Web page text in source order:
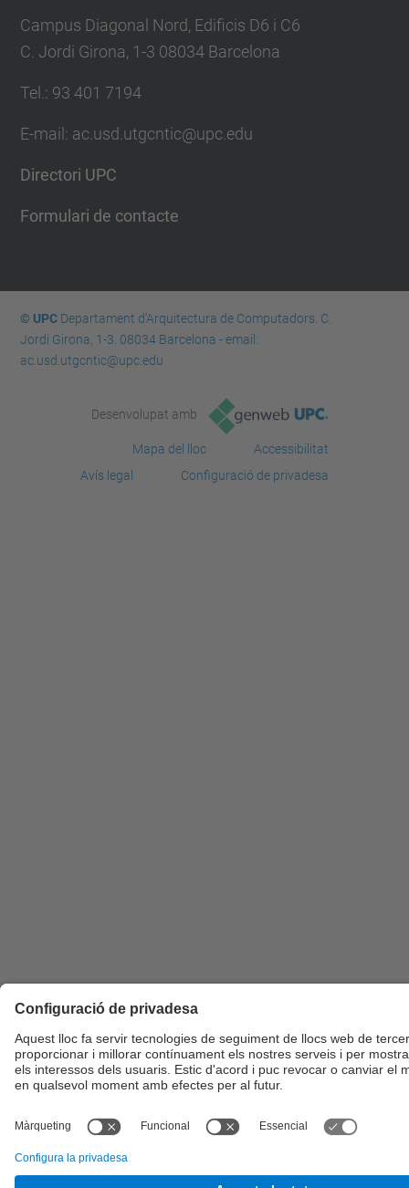
Campus Diagonal Nord, Edificis D6 i C6
C. Jordi Girona, 1-3 08034 Barcelona
Tel.: 93 401 7194
E-mail: ac.usd.utgcntic@upc.edu
Directori UPC
Formulari de contacte
© UPCDepartament d'Arquitectura de Computadors. C.
Jordi Girona, 1-3. 08034 Barcelona - email:
ac.usd.utgcntic@upc.edu
Desenvolupat amb
Mapa del lloc
Accessibilitat
Avís legal
Configuració de privadesa